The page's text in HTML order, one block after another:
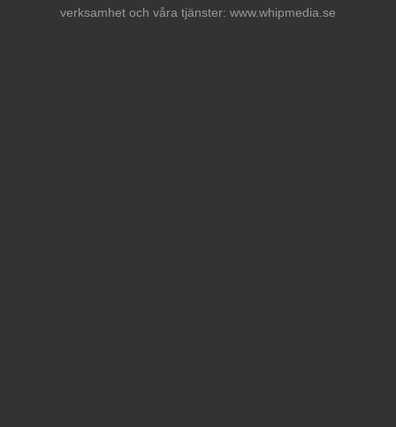
verksamhet och våra tjänster: www.whipmedia.se